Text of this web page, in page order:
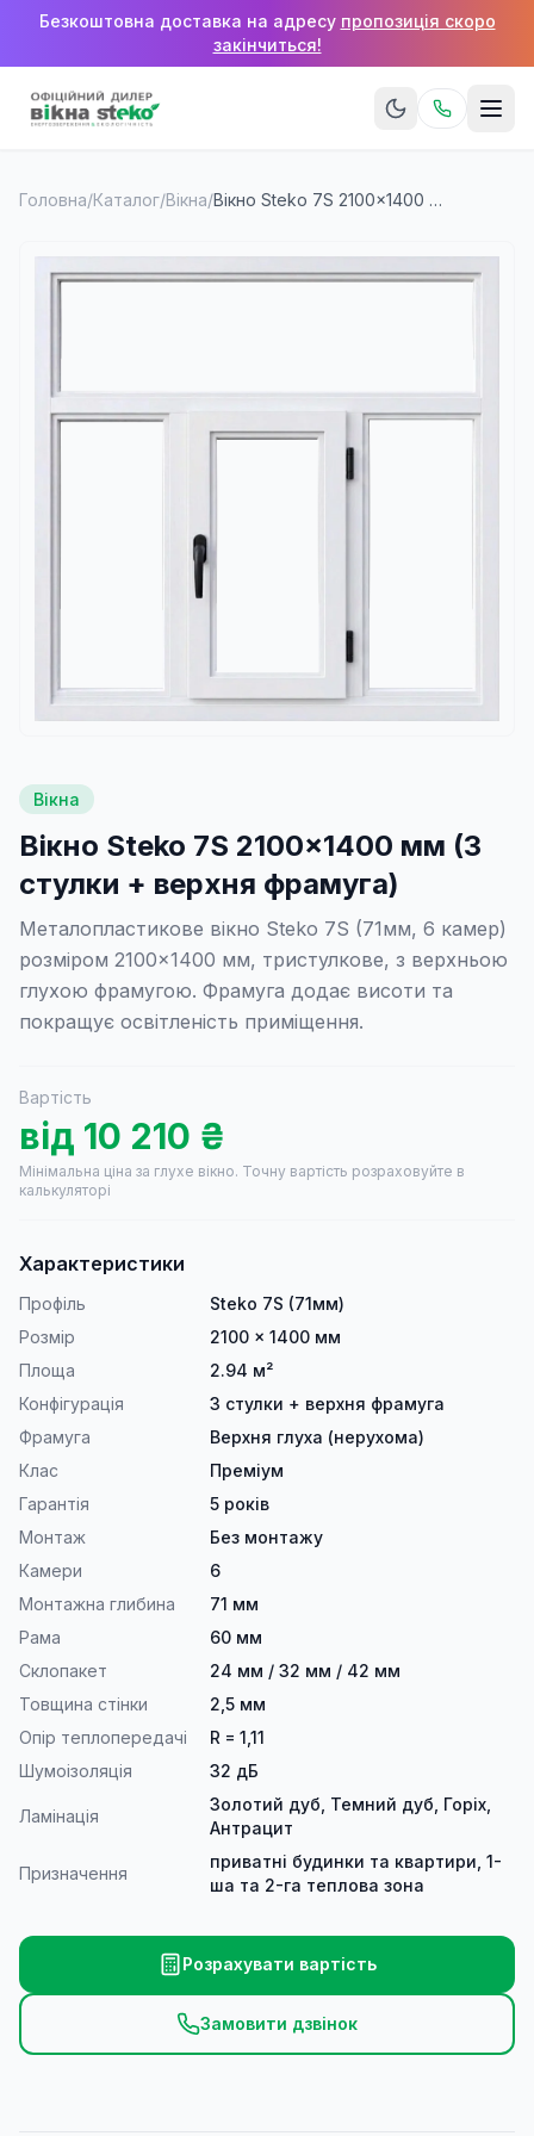
Безкоштовна доставка на адресу пропозиція скоро
закінчиться!
Головна/Каталог/Вікна/ Вікно Steko 7S 2100×1400 мм (3 стулки + верхня фрамуга)
Вікна
Вікно Steko 7S 2100×1400 мм (3
стулки + верхня фрамуга)
Металопластикове вікно Steko 7S (71мм, 6 камер)
розміром 2100×1400 мм, тристулкове, з верхньою
глухою фрамугою. Фрамуга додає висоти та
покращує освітленість приміщення.
Вартість
від 10 210 ₴
Мінімальна ціна за глухе вікно. Точну вартість розраховуйте в
калькуляторі
Характеристики
Профіль
Steko 7S (71мм)
Розмір
2100 × 1400 мм
Площа
2.94 м²
Конфігурація
3 стулки + верхня фрамуга
Фрамуга
Верхня глуха (нерухома)
Клас
Преміум
Гарантія
5 років
Монтаж
Без монтажу
Камери
6
Монтажна глибина
71 мм
Рама
60 мм
Склопакет
24 мм / 32 мм / 42 мм
Товщина стінки
2,5 мм
Опір теплопередачі
R = 1,11
Шумоізоляція
32 дБ
Ламінація
Золотий дуб, Темний дуб, Горіх,
Антрацит
Призначення
приватні будинки та квартири, 1-
ша та 2-га теплова зона
Розрахувати вартість
Замовити дзвінок